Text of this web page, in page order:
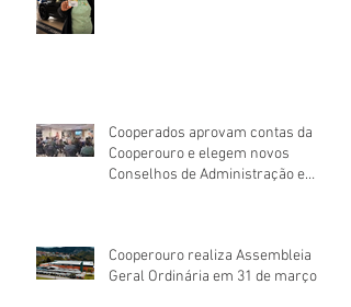
Cooperados aprovam contas da
Cooperouro e elegem novos
Conselhos de Administração e
Cooperouro realiza Assembleia
Geral Ordinária em 31 de março